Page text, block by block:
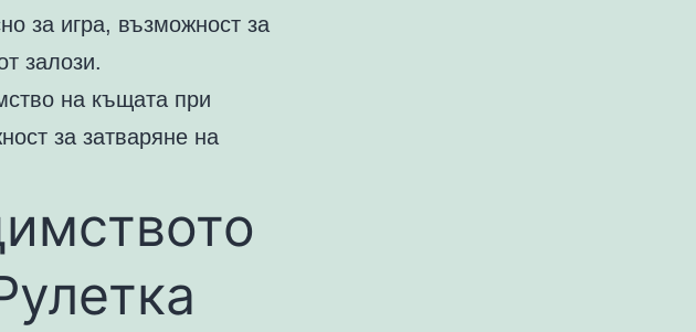
за игра, възможност за
залози.
на къщата при
за затваряне на